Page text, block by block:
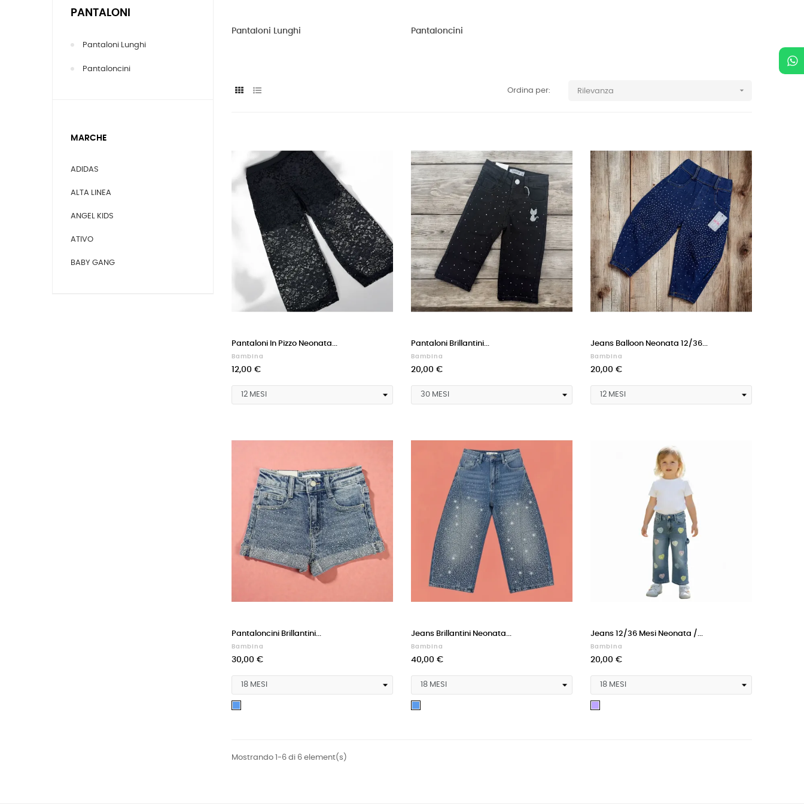
PANTALONI
Pantaloni Lunghi
Pantaloncini
MARCHE
ADIDAS
ALTA LINEA
ANGEL KIDS
ATIVO
BABY GANG
Pantaloni Lunghi Pantaloncini
Ordina per: Rilevanza 
Pantaloni In Pizzo Neonata...
Bambina
12,00 €
Pantaloni Brillantini...
Bambina
20,00 €
Jeans Balloon Neonata 12/36...
Bambina
20,00 €
Pantaloncini Brillantini...
Bambina
30,00 €
Jeans Brillantini Neonata...
Bambina
40,00 €
Jeans 12/36 Mesi Neonata /...
Bambina
20,00 €
Mostrando 1-6 di 6 element(s)